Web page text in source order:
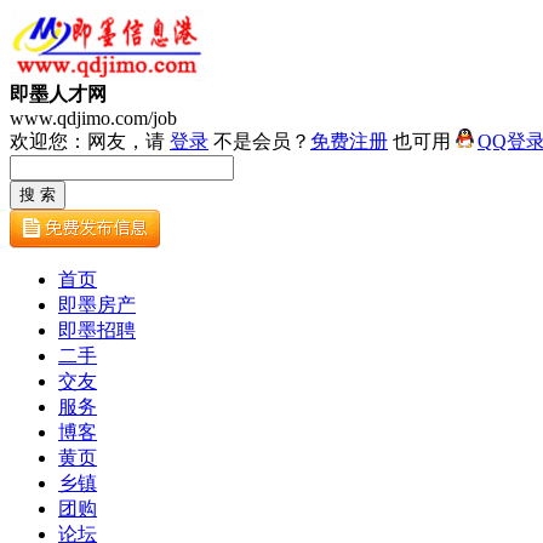
即墨人才网
www.qdjimo.com/job
欢迎您：网友，请 登录 不是会员？ 免费注册 也可用 QQ登
首页
即墨房产
即墨招聘
二手
交友
服务
博客
黄页
乡镇
团购
论坛